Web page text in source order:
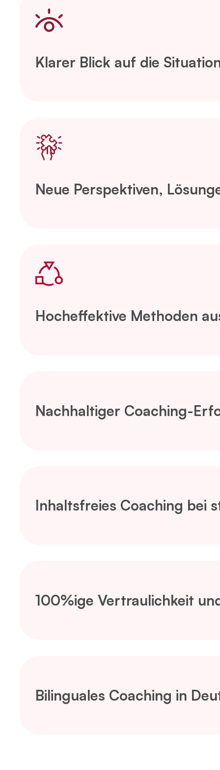
Klarer Blick auf die
Neue Perspektiven,
Hocheffektive Methoden
Nachhaltiger Coaching-
Inhaltsfreies Coaching bei
100%ige Vertraulichkeit
Bilinguales Coaching in